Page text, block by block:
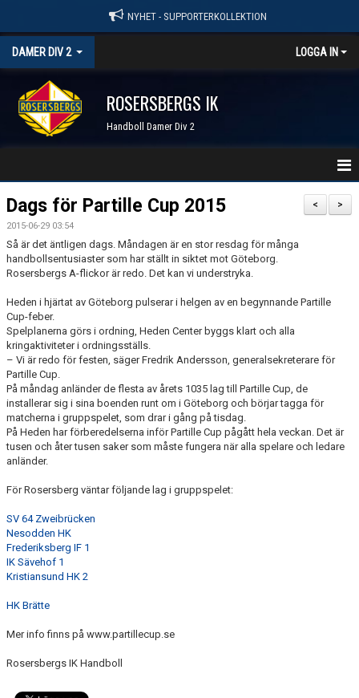
NYHET - SUPPORTERKOLLEKTION
DAMER DIV 2 LOGGA IN
ROSERSBERGS IK
Handboll Damer Div 2
STARTSIDA
NYHETER
KALENDER
TRUPPEN
SERIER & RESULTAT
KONTAKT
DOKUMENT
BILDGALLERI
>
<
Dags för Partille Cup 2015
2015-06-29 03:54
Så är det äntligen dags. Måndagen är en stor resdag för många
handbollsentusiaster som har ställt in siktet mot Göteborg.
Rosersbergs A-flickor är redo. Det kan vi understryka.
Heden i hjärtat av Göteborg pulserar i helgen av en begynnande Partille
Cup-feber.
Spelplanerna görs i ordning, Heden Center byggs klart och alla
kringaktiviteter i ordningsställs.
– Vi är redo för festen, säger Fredrik Andersson, generalsekreterare för
Partille Cup.
På måndag anländer de flesta av årets 1035 lag till Partille Cup, de
installerar sig i sina boenden runt om i Göteborg och börjar tagga för
matcherna i gruppspelet, som drar i gång på tisdag.
På Heden har förberedelserna inför Partille Cup pågått hela veckan. Det är
tusen och åter tusen saker som måste fungera när alla spelare och ledare
anländer.
För Rosersberg väntar följande lag i gruppspelet:
SV 64 Zweibrücken
Nesodden HK
Frederiksberg IF 1
IK Sävehof 1
Kristiansund HK 2
HK Brätte
Mer info finns på www.partillecup.se
Rosersbergs IK Handboll